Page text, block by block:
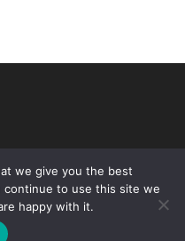
we give you the best
to use this site we
happy with it.